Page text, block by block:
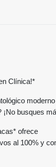
Clínica!*
¡No busques
ofrece
al 100% y